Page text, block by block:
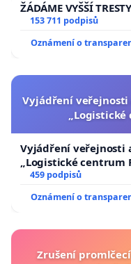
ŽÁDÁME VYŠŠÍ
153 711 podpisů
Oznámení o
Vyjádření veřejnosti
„Logistické
Vyjádření veřejnosti
„Logistické centrum
459 podpisů
Oznámení o
Zrušení